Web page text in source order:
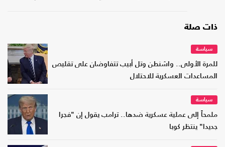
ذات صلة
سياسة
للمرة الأولى.. واشنطن وتل أبيب تتفاوضان على تقليص
المساعدات العسكرية للاحتلال
سياسة
ملمحاً إلى عملية عسكرية ضدها.. ترامب يقول إن "فجرا
جديدا" ينتظر كوبا